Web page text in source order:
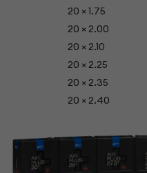
20 × 1.75
20 × 2.00
20 × 2.10
20 × 2.25
20 × 2.35
20 × 2.40